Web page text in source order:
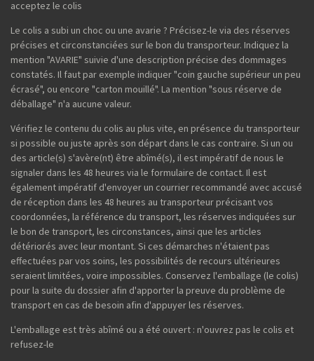
acceptez le colis
Le colis a subi un choc ou une avarie ? Précisez-le via des réserves
précises et circonstanciées sur le bon du transporteur. Indiquez la
mention "AVARIE" suivie d'une description précise des dommages
constatés. Il faut par exemple indiquer "coin gauche supérieur un peu
écrasé", ou encore "carton mouillé". La mention "sous réserve de
déballage" n'a aucune valeur.
Vérifiez le contenu du colis au plus vite, en présence du transporteur
si possible ou juste après son départ dans le cas contraire. Si un ou
des article(s) s'avère(nt) être abîmé(s), il est impératif de nous le
signaler dans les 48 heures via le formulaire de contact. Il est
également impératif d'envoyer un courrier recommandé avec accusé
de réception dans les 48 heures au transporteur précisant vos
coordonnées, la référence du transport, les réserves indiquées sur
le bon de transport, les circonstances, ainsi que les articles
détériorés avec leur montant. Si ces démarches n'étaient pas
effectuées par vos soins, les possibilités de recours ultérieures
seraient limitées, voire impossibles. Conservez l'emballage (le colis)
pour la suite du dossier afin d'apporter la preuve du problème de
transport en cas de besoin afin d'appuyer les réserves.
L'emballage est très abîmé ou a été ouvert : n'ouvrez pas le colis et
refusez-le